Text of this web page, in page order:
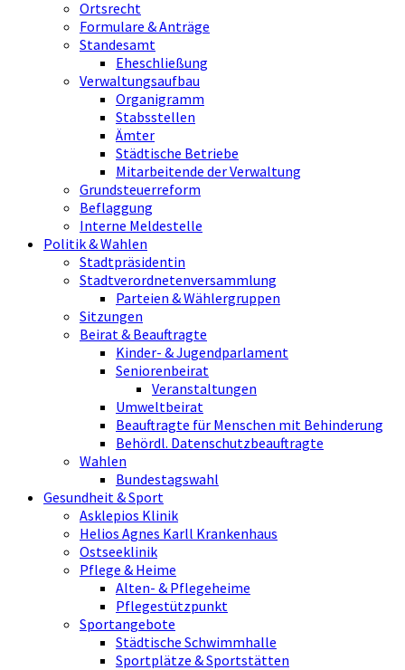
Ortsrecht
Formulare & Anträge
Standesamt
Eheschließung
Verwaltungsaufbau
Organigramm
Stabsstellen
Ämter
Städtische Betriebe
Mitarbeitende der Verwaltung
Grundsteuerreform
Beflaggung
Interne Meldestelle
Politik & Wahlen
Stadtpräsidentin
Stadtverordnetenversammlung
Parteien & Wählergruppen
Sitzungen
Beirat & Beauftragte
Kinder- & Jugendparlament
Seniorenbeirat
Veranstaltungen
Umweltbeirat
Beauftragte für Menschen mit Behinderung
Behördl. Datenschutzbeauftragte
Wahlen
Bundestagswahl
Gesundheit & Sport
Asklepios Klinik
Helios Agnes Karll Krankenhaus
Ostseeklinik
Pflege & Heime
Alten- & Pflegeheime
Pflegestützpunkt
Sportangebote
Städtische Schwimmhalle
Sportplätze & Sportstätten